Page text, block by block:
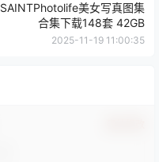
SAINTPhotolife美女写真图集
合集下载148套 42GB
2025-11-19 11:00:35